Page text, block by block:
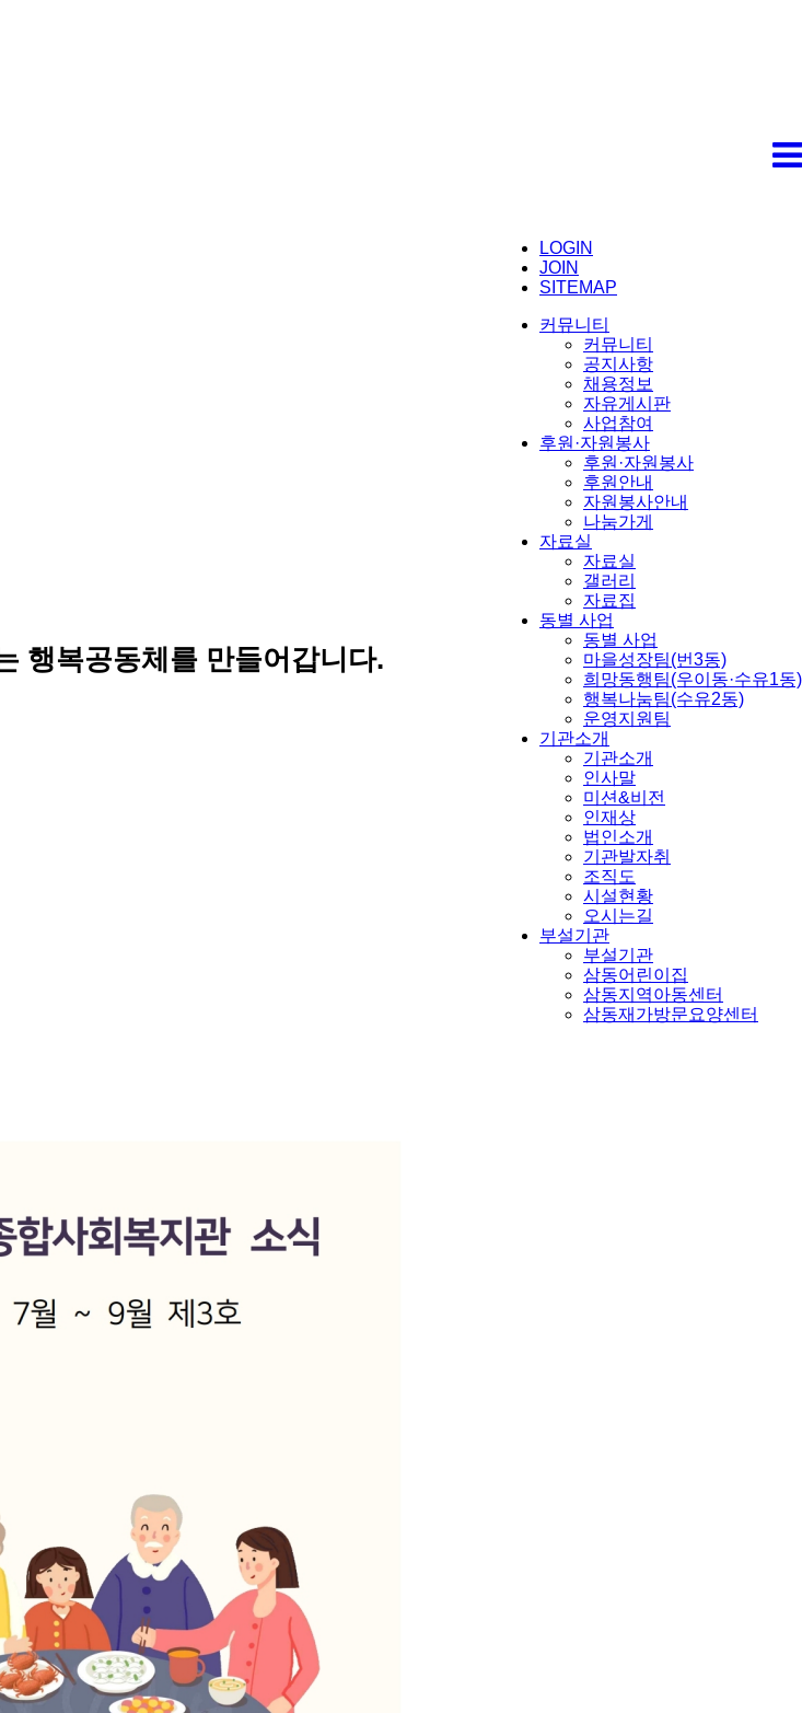
LOGIN
JOIN
SITEMAP
커뮤니티
커뮤니티
공지사항
채용정보
자유게시판
사업참여
후원·자원봉사
후원·자원봉사
후원안내
자원봉사안내
나눔가게
자료실
자료실
갤러리
자료집
동별 사업
동별 사업
마을성장팀(번3동)
희망동행팀(우이동·수유1동)
행복나눔팀(수유2동)
운영지원팀
기관소개
기관소개
인사말
미션&비전
인재상
법인소개
기관발자취
조직도
시설현황
오시는길
부설기관
부설기관
삼동어린이집
삼동지역아동센터
삼동재가방문요양센터
행복공동체를 만들어갑니다.